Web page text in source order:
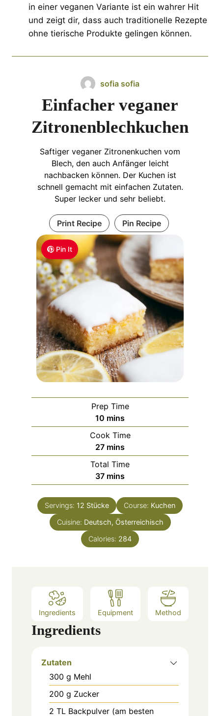
in einer veganen Variante ist ein wahrer Hit
und zeigt dir, dass auch traditionelle Rezepte
ohne tierische Produkte gelingen können.
Pin It
sofia sofia
Einfacher veganer
Zitronenblechkuchen
Saftiger veganer Zitronenkuchen vom
Blech, den auch Anfänger leicht
nachbacken können. Der Kuchen ist
schnell gemacht mit einfachen Zutaten.
Super lecker und sehr beliebt.
Print Recipe Pin Recipe
Prep Time
10 m
i
n
u
t
e
s
mins
Cook Time
27m
i
n
u
e
s
mins
Total Time
37m
i
n
u
t
e
s
mins
Servings: 12 Stücke Course: Kuchen
Cuisine: Deutsch, Österreichisch
Calories: 284
Ingredients Equipment Method
Ingredients
Zutaten
300 g Mehl
200 g Zucker
2 TL Backpulver (am besten